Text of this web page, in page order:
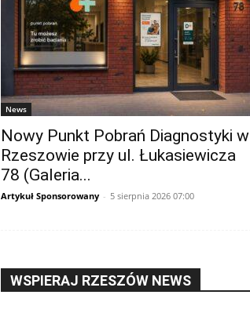
News
Nowy Punkt Pobrań Diagnostyki w
Rzeszowie przy ul. Łukasiewicza
78 (Galeria...
Artykuł Sponsorowany - 5 sierpnia 2026 07:00
WSPIERAJ RZESZÓW NEWS